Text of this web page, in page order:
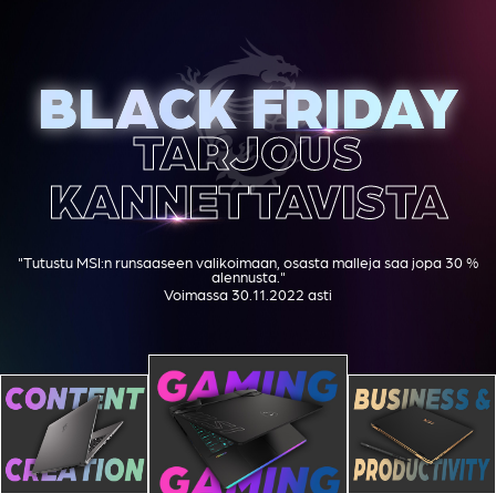
BLACK FRIDAY
BLACK FRIDAY
TARJOUS
KANNETTAVISTA
"Tutustu MSI:n runsaaseen valikoimaan, osasta malleja saa jopa 30 %
alennusta."
Voimassa 30.11.2022 asti